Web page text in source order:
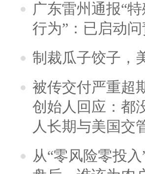
广东雷州通报“
行为”：已启动
制裁瓜子饺子，
被传交付严重超
创始人回应：都
人长期与美国交
从“零风险零投